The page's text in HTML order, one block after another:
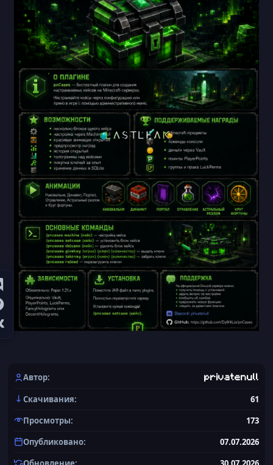
Автор privatenull
Скачивания
61
Просмотры
173
Опубликовано
07.07.2026